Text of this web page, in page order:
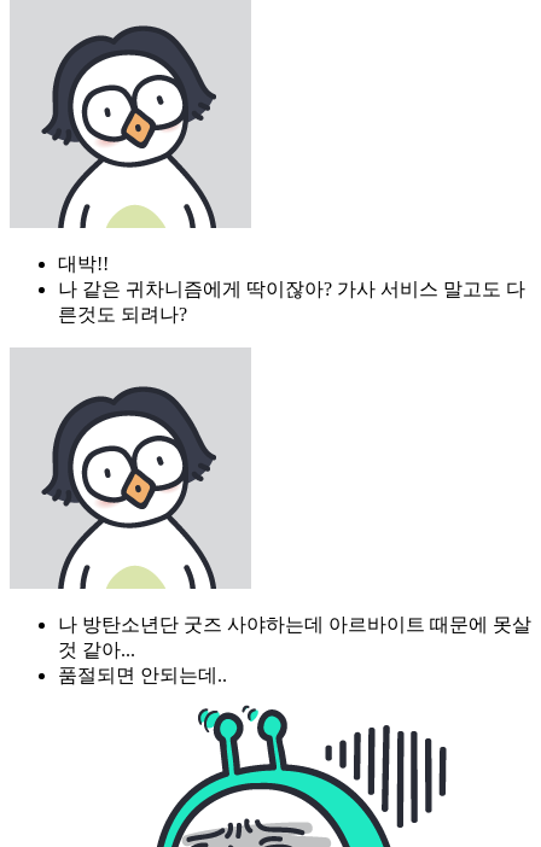
대박!!
나 같은 귀차니즘에게 딱이잖아? 가사 서비스 말고도 다
른것도 되려나?
나 방탄소년단 굿즈 사야하는데 아르바이트 때문에 못살
것 같아...
품절되면 안되는데..